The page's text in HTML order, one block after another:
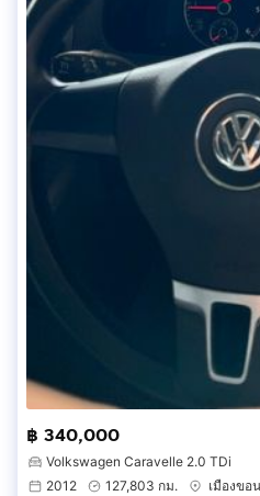
฿ 340,000
Volkswagen Caravelle 2.0 TDi
2012
127,803 กม.
เมืองข